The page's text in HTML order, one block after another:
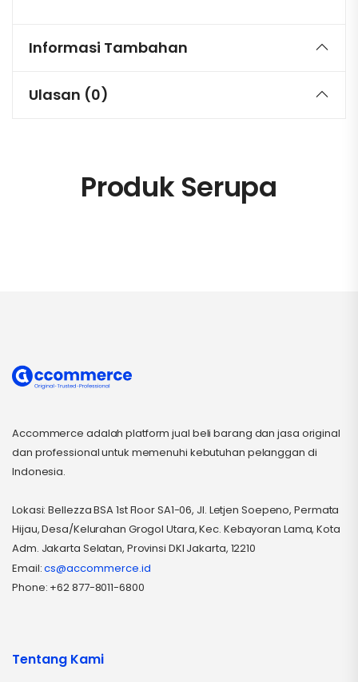
Informasi Tambahan
Ulasan (0)
Produk Serupa
Accommerce adalah platform jual beli barang dan jasa original
dan professional untuk memenuhi kebutuhan pelanggan di
Indonesia.
Lokasi: Bellezza BSA 1st Floor SA1-06, Jl. Letjen Soepeno, Permata
Hijau, Desa/Kelurahan Grogol Utara, Kec. Kebayoran Lama, Kota
Adm. Jakarta Selatan, Provinsi DKI Jakarta, 12210
Email:cs@accommerce.id
Phone: +62 877-8011-6800
Tentang Kami